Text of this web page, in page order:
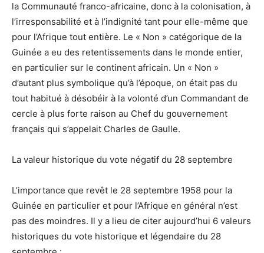
la Communauté franco-africaine, donc à la colonisation, à
l’irresponsabilité et à l’indignité tant pour elle-même que
pour l’Afrique tout entière. Le « Non » catégorique de la
Guinée a eu des retentissements dans le monde entier,
en particulier sur le continent africain. Un « Non »
d’autant plus symbolique qu’à l’époque, on était pas du
tout habitué à désobéir à la volonté d’un Commandant de
cercle à plus forte raison au Chef du gouvernement
français qui s’appelait Charles de Gaulle.
La valeur historique du vote négatif du 28 septembre
L’importance que revêt le 28 septembre 1958 pour la
Guinée en particulier et pour l’Afrique en général n’est
pas des moindres. Il y a lieu de citer aujourd’hui 6 valeurs
historiques du vote historique et légendaire du 28